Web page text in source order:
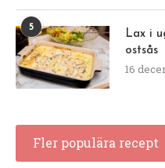
5
Lax i
ostsås
16
Fler populära recept